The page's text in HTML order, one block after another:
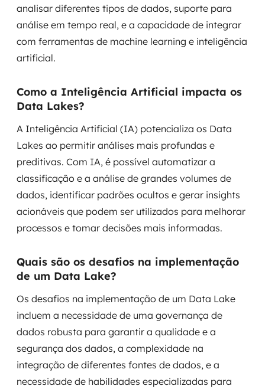
analisar diferentes tipos de dados, suporte para
análise em tempo real, e a capacidade de integrar
com ferramentas de machine learning e inteligência
artificial.
Como a Inteligência Artificial impacta os
Data Lakes?
A Inteligência Artificial (IA) potencializa os Data
Lakes ao permitir análises mais profundas e
preditivas. Com IA, é possível automatizar a
classificação e a análise de grandes volumes de
dados, identificar padrões ocultos e gerar insights
acionáveis que podem ser utilizados para melhorar
processos e tomar decisões mais informadas.
Quais são os desafios na implementação
de um Data Lake?
Os desafios na implementação de um Data Lake
incluem a necessidade de uma governança de
dados robusta para garantir a qualidade e a
segurança dos dados, a complexidade na
integração de diferentes fontes de dados, e a
necessidade de habilidades especializadas para